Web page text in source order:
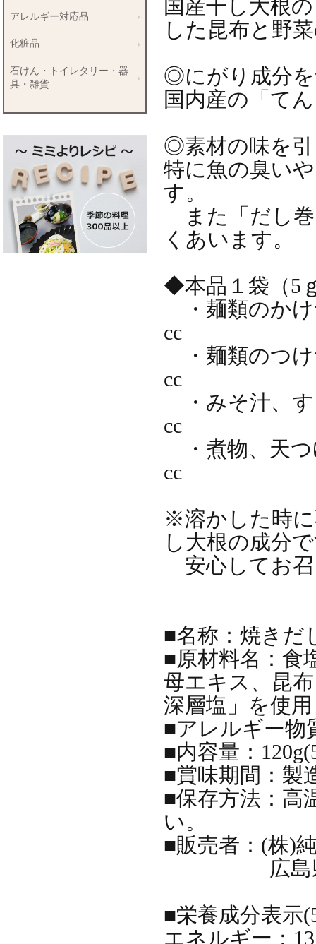
国産干し大根
した昆布と
◎にがり成分を
国内産の「
◎素材の味を引
特に魚の臭い
す。
また「だし巻
くあいま
◆本品１袋
・麺類のか
cc
・麺類のつ
cc
・みそ汁、
cc
・煮物、天
cc
※溶かした時
し大根の成
安心してお
■名称：焼
■原材料名：食
母エキス、昆
深層塩」を
■アレルギー
■内容量：
■賞味期間
■保存方法：高
い。
■販売者：(
広島県
■栄養成分
エネルギー
アレルギー対応品
化粧品
石けん・トイレタリー・器
具・雑貨